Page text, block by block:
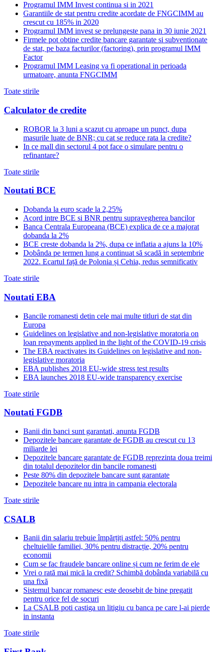
Programul IMM Invest continua si in 2021
Garantiile de stat pentru credite acordate de FNGCIMM au
crescut cu 185% in 2020
Programul IMM invest se prelungeste pana in 30 iunie 2021
Firmele pot obtine credite bancare garantate si subventionate
de stat, pe baza facturilor (factoring), prin programul IMM
Factor
Programul IMM Leasing va fi operational in perioada
urmatoare, anunta FNGCIMM
Toate stirile
Calculator de credite
ROBOR la 3 luni a scazut cu aproape un punct, dupa
masurile luate de BNR; cu cat se reduce rata la credite?
In ce mall din sectorul 4 pot face o simulare pentru o
refinantare?
Toate stirile
Noutati BCE
Dobanda la euro scade la 2,25%
Acord intre BCE si BNR pentru supravegherea bancilor
Banca Centrala Europeana (BCE) explica de ce a majorat
dobanda la 2%
BCE creste dobanda la 2%, dupa ce inflatia a ajuns la 10%
Dobânda pe termen lung a continuat să scadă in septembrie
2022. Ecartul față de Polonia și Cehia, redus semnificativ
Toate stirile
Noutati EBA
Bancile romanesti detin cele mai multe titluri de stat din
Europa
Guidelines on legislative and non-legislative moratoria on
loan repayments applied in the light of the COVID-19 crisis
The EBA reactivates its Guidelines on legislative and non-
legislative moratoria
EBA publishes 2018 EU-wide stress test results
EBA launches 2018 EU-wide transparency exercise
Toate stirile
Noutati FGDB
Banii din banci sunt garantati, anunta FGDB
Depozitele bancare garantate de FGDB au crescut cu 13
miliarde lei
Depozitele bancare garantate de FGDB reprezinta doua treimi
din totalul depozitelor din bancile romanesti
Peste 80% din depozitele bancare sunt garantate
Depozitele bancare nu intra in campania electorala
Toate stirile
CSALB
Banii din salariu trebuie împărțiți astfel: 50% pentru
cheltuielile familiei, 30% pentru distracție, 20% pentru
economii
Cum se fac fraudele bancare online și cum ne ferim de ele
Vrei o rată mai mică la credit? Schimbă dobânda variabilă cu
una fixă
Sistemul bancar romanesc este deosebit de bine pregatit
pentru orice fel de socuri
La CSALB poti castiga un litigiu cu banca pe care l-ai pierde
in instanta
Toate stirile